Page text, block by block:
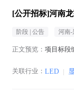
[公开招标]河南
阶段 | 公告 河南-
正文预览： 项目标段
关联行业： LED |